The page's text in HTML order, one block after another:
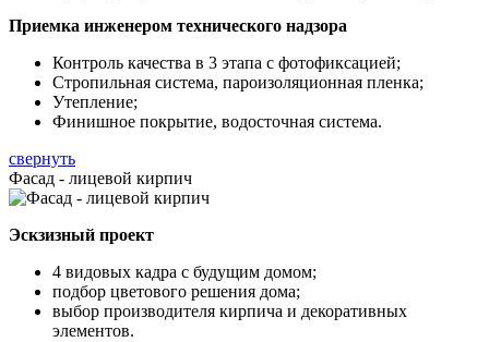
Приемка инженером технического надзора
Контроль качества в 3 этапа с фотофиксацией;
Стропильная система, пароизоляционная пленка;
Утепление;
Финишное покрытие, водосточная система.
свернуть
Фасад - лицевой кирпич
Эскзизный проект
4 видовых кадра с будущим домом;
подбор цветового решения дома;
выбор производителя кирпича и декоративных
элементов.